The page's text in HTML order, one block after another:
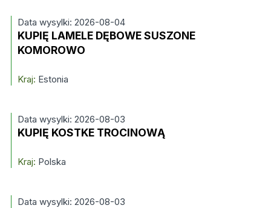
Data wysylki: 2026-08-04
KUPIĘ LAMELE DĘBOWE SUSZONE
KOMOROWO
Kraj: Estonia
Data wysylki: 2026-08-03
KUPIĘ KOSTKE TROCINOWĄ
Kraj: Polska
Data wysylki: 2026-08-03